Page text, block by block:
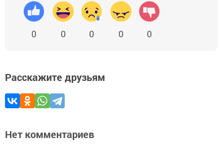
0 0 0 0 0
Расскажите друзьям
Нет комментариев